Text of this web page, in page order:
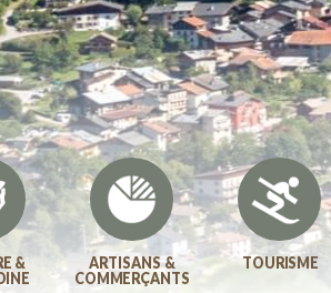
&
ARTISANS &
COMMERÇANTS
TOURISME